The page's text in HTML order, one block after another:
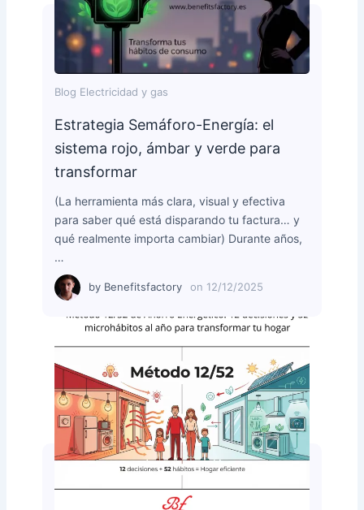
Blog Electricidad y gas
Estrategia Semáforo-Energía: el
sistema rojo, ámbar y verde para
transformar
(La herramienta más clara, visual y efectiva
para saber qué está disparando tu factura… y
qué realmente importa cambiar) Durante años,
…
by Benefitsfactory on 12/12/2025